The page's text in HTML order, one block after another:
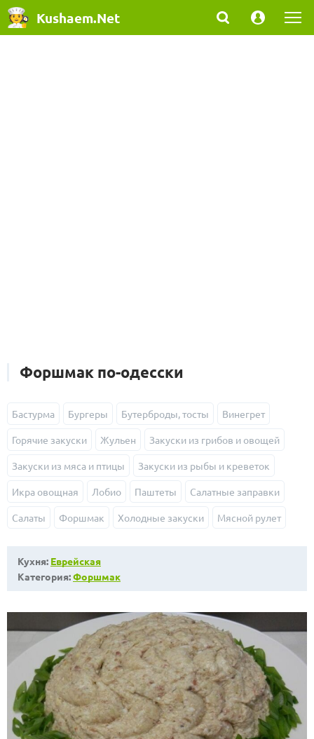
Kushaem.Net
Форшмак по-одесски
Бастурма Бургеры Бутерброды, тосты Винегрет
Горячие закуски Жульен Закуски из грибов и овощей
Закуски из мяса и птицы Закуски из рыбы и креветок
Икра овощная Лобио Паштеты Салатные заправки
Салаты Форшмак Холодные закуски Мясной рулет
Кухня: Еврейская
Категория:Форшмак